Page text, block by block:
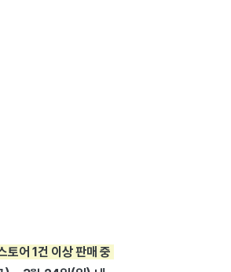
토어 1건 이상 판매 중